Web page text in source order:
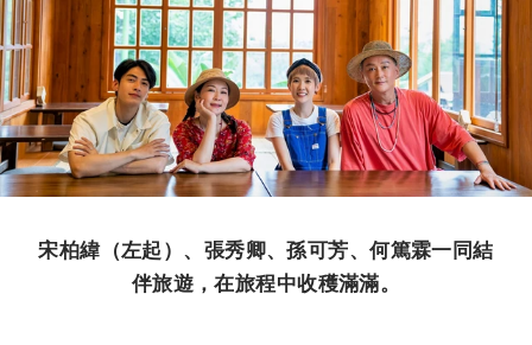
宋柏緯（左起）、張秀卿、孫可芳、何篤霖一同結
伴旅遊，在旅程中收穫滿滿。